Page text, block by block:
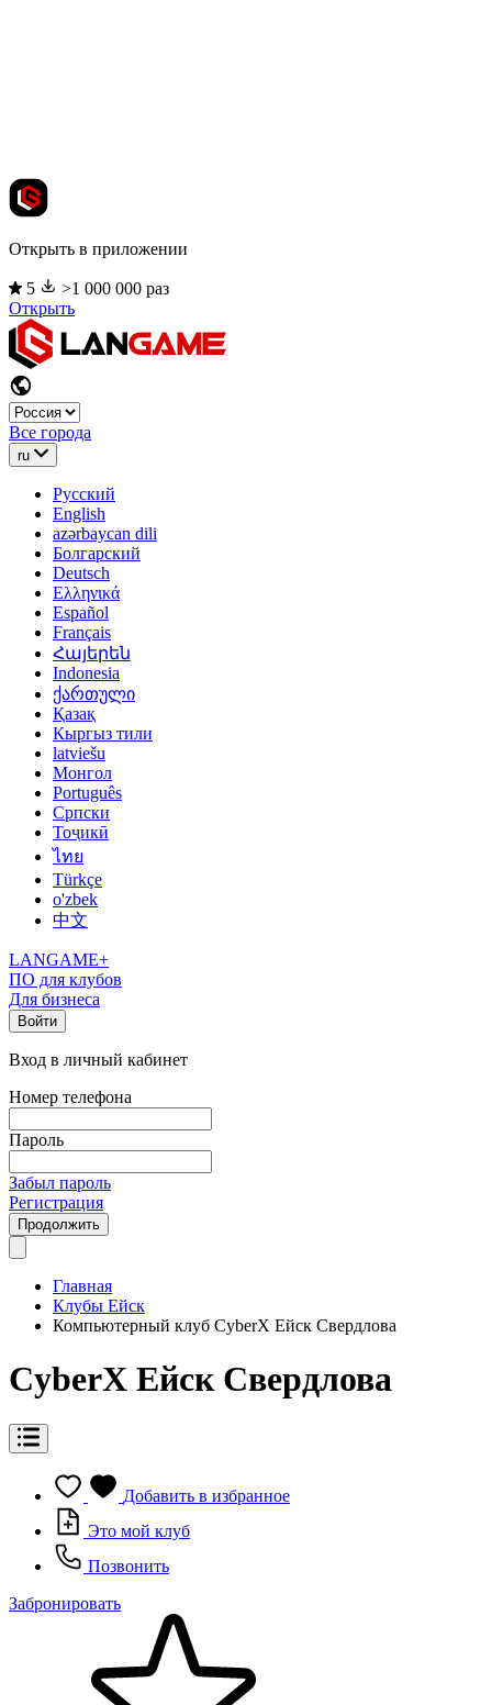
Открыть в приложении
5
>1 000 000 раз
Открыть
Все города
ru
Русский
English
azərbaycan dili
Болгарский
Deutsch
Ελληνικά
Español
Français
Հայերեն
Indonesia
ქართული
Қазақ
Кыргыз тили
latviešu
Монгол
Português
Српски
Тоҷикӣ
ไทย
Türkçe
o'zbek
中文
LANGAME+
ПО для клубов
Для бизнеса
Войти
Вход в личный кабинет
Номер телефона
Пароль
Забыл пароль
Регистрация
Продолжить
Главная
Клубы Ейск
Компьютерный клуб CyberX Ейск Свердлова
CyberX Ейск Свердлова
Добавить в избранное
Это мой клуб
Позвонить
Забронировать